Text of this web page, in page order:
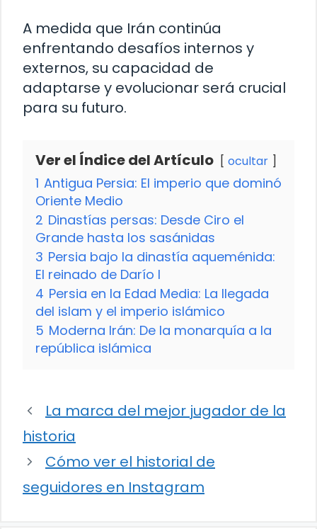
A medida que Irán continúa
enfrentando desafíos internos y
externos, su capacidad de
adaptarse y evolucionar será crucial
para su futuro.
Ver el Índice del Artículo ocultar
1 Antigua Persia: El imperio que dominó
Oriente Medio
2 Dinastías persas: Desde Ciro el
Grande hasta los sasánidas
3 Persia bajo la dinastía aqueménida:
El reinado de Darío I
4 Persia en la Edad Media: La llegada
del islam y el imperio islámico
5 Moderna Irán: De la monarquía a la
república islámica
La marca del mejor jugador de la
historia
Cómo ver el historial de
seguidores en Instagram